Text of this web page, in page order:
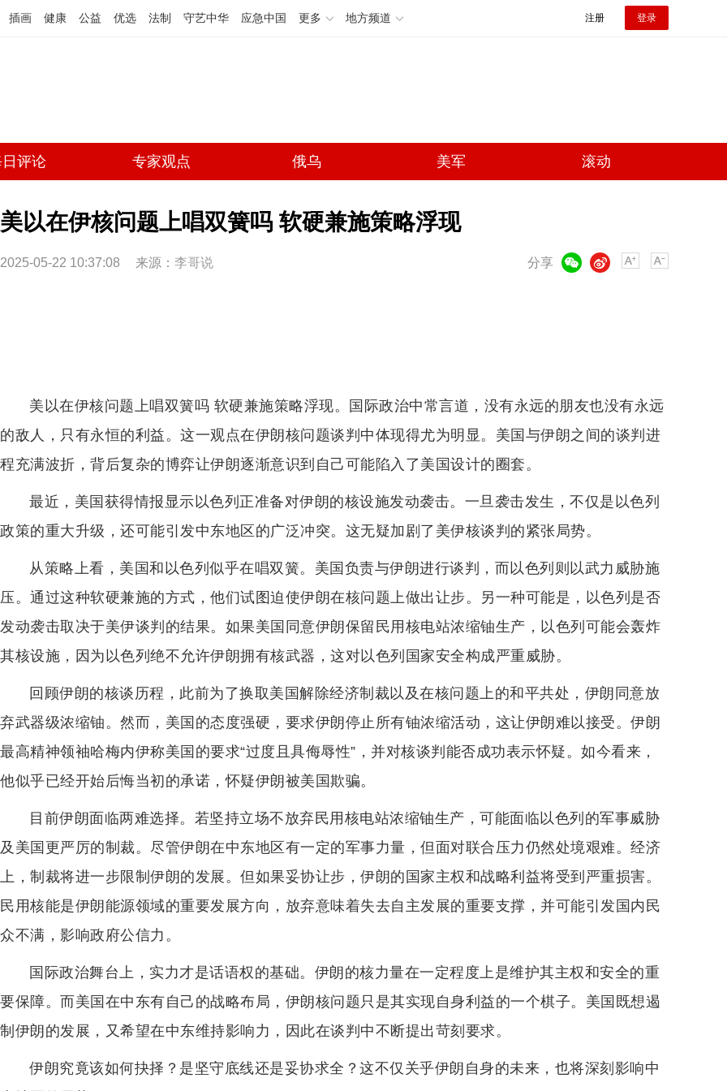
插画 健康 公益 优选 法制 守艺中华 应急中国 更多 地方频道 注册 登录
评论 专家观点 俄乌 美军 滚动
美以在伊核问题上唱双簧吗 软硬兼施策略浮现
2025-05-22 10:37:08 来源： 李哥说 分享
微博
美以在伊核问题上唱双簧吗 软硬兼施策略浮现。国际政治中常言道，没有永远的朋友也没有永远
的敌人，只有永恒的利益。这一观点在伊朗核问题谈判中体现得尤为明显。美国与伊朗之间的谈判进
程充满波折，背后复杂的博弈让伊朗逐渐意识到自己可能陷入了美国设计的圈套。
最近，美国获得情报显示以色列正准备对伊朗的核设施发动袭击。一旦袭击发生，不仅是以色列
政策的重大升级，还可能引发中东地区的广泛冲突。这无疑加剧了美伊核谈判的紧张局势。
从策略上看，美国和以色列似乎在唱双簧。美国负责与伊朗进行谈判，而以色列则以武力威胁施
压。通过这种软硬兼施的方式，他们试图迫使伊朗在核问题上做出让步。另一种可能是，以色列是否
发动袭击取决于美伊谈判的结果。如果美国同意伊朗保留民用核电站浓缩铀生产，以色列可能会轰炸
其核设施，因为以色列绝不允许伊朗拥有核武器，这对以色列国家安全构成严重威胁。
回顾伊朗的核谈历程，此前为了换取美国解除经济制裁以及在核问题上的和平共处，伊朗同意放
弃武器级浓缩铀。然而，美国的态度强硬，要求伊朗停止所有铀浓缩活动，这让伊朗难以接受。伊朗
最高精神领袖哈梅内伊称美国的要求“过度且具侮辱性”，并对核谈判能否成功表示怀疑。如今看来，
他似乎已经开始后悔当初的承诺，怀疑伊朗被美国欺骗。
目前伊朗面临两难选择。若坚持立场不放弃民用核电站浓缩铀生产，可能面临以色列的军事威胁
及美国更严厉的制裁。尽管伊朗在中东地区有一定的军事力量，但面对联合压力仍然处境艰难。经济
上，制裁将进一步限制伊朗的发展。但如果妥协让步，伊朗的国家主权和战略利益将受到严重损害。
民用核能是伊朗能源领域的重要发展方向，放弃意味着失去自主发展的重要支撑，并可能引发国内民
众不满，影响政府公信力。
国际政治舞台上，实力才是话语权的基础。伊朗的核力量在一定程度上是维护其主权和安全的重
要保障。而美国在中东有自己的战略布局，伊朗核问题只是其实现自身利益的一个棋子。美国既想遏
制伊朗的发展，又希望在中东维持影响力，因此在谈判中不断提出苛刻要求。
伊朗究竟该如何抉择？是坚守底线还是妥协求全？这不仅关乎伊朗自身的未来，也将深刻影响中